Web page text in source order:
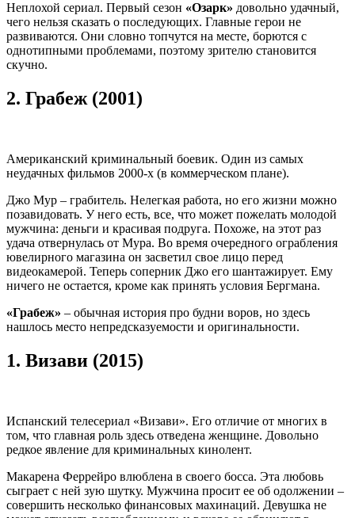
Неплохой сериал. Первый сезон «Озарк» довольно удачный,
чего нельзя сказать о последующих. Главные герои не
развиваются. Они словно топчутся на месте, борются с
однотипными проблемами, поэтому зрителю становится
скучно.
2. Грабеж (2001)
Американский криминальный боевик. Один из самых
неудачных фильмов 2000-х (в коммерческом плане).
Джо Мур – грабитель. Нелегкая работа, но его жизни можно
позавидовать. У него есть, все, что может пожелать молодой
мужчина: деньги и красивая подруга. Похоже, на этот раз
удача отвернулась от Мура. Во время очередного ограбления
ювелирного магазина он засветил свое лицо перед
видеокамерой. Теперь соперник Джо его шантажирует. Ему
ничего не остается, кроме как принять условия Бергмана.
«Грабеж» – обычная история про будни воров, но здесь
нашлось место непредсказуемости и оригинальности.
1. Визави (2015)
Испанский телесериал «Визави». Его отличие от многих в
том, что главная роль здесь отведена женщине. Довольно
редкое явление для криминальных кинолент.
Макарена Феррейро влюблена в своего босса. Эта любовь
сыграет с ней зую шутку. Мужчина просит ее об одолжении –
совершить несколько финансовых махинаций. Девушка не